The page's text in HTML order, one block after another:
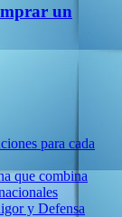
un
para cada
que combina
y Defensa